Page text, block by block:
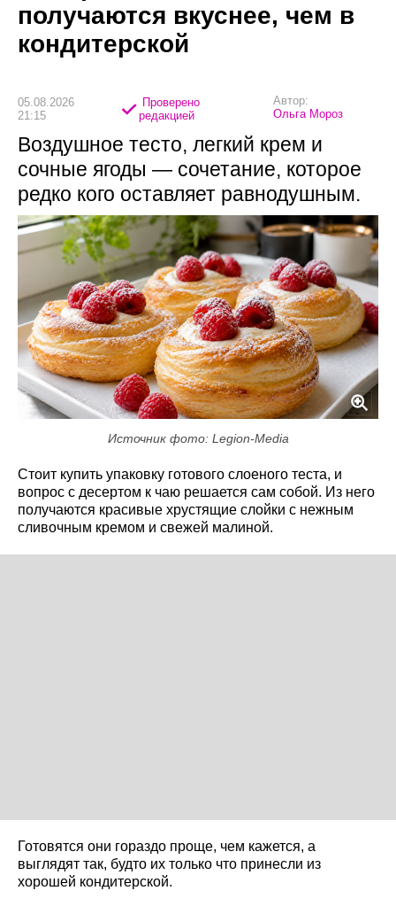
получаются вкуснее, чем в
кондитерской
05.08.2026
21:15
Проверено
редакцией
Автор:
Ольга Мороз
Воздушное тесто, легкий крем и
сочные ягоды — сочетание, которое
редко кого оставляет равнодушным.
Источник фото: Legion-Media
Стоит купить упаковку готового слоеного теста, и
вопрос с десертом к чаю решается сам собой. Из него
получаются красивые хрустящие слойки с нежным
сливочным кремом и свежей малиной.
Готовятся они гораздо проще, чем кажется, а
выглядят так, будто их только что принесли из
хорошей кондитерской.